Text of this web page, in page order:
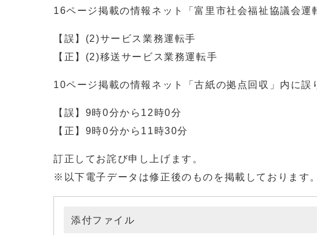
16ページ掲載の情報ネット「富里市社会福祉協議会運
【誤】(2)サービス業務運転手
【正】(2)移送サービス業務運転手
10ページ掲載の情報ネット「古紙の拠点回収」内に誤
【誤】9時0分から12時0分
【正】9時0分から11時30分
訂正してお詫び申し上げます。
※以下電子データは修正後のものを掲載しております。
添付ファイル